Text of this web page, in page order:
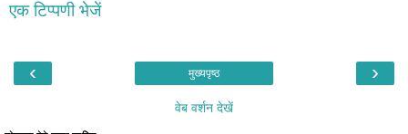
एक टिप्पणी भेजें
‹ ›
मुख्यपृष्ठ
वेब वर्शन देखें